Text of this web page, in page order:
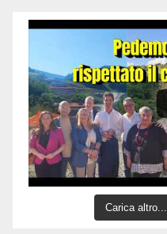
Carica altro...